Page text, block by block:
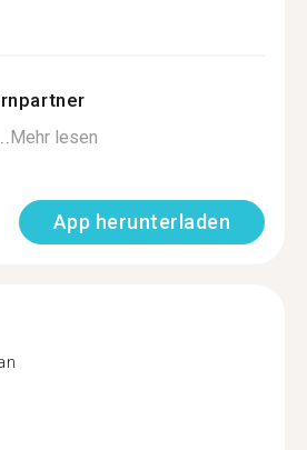
Mehr lesen
App herunterladen